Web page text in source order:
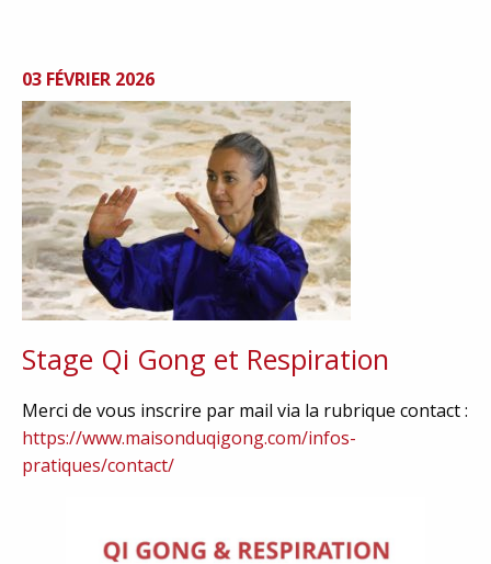
03 FÉVRIER 2026
Stage Qi Gong et Respiration
Merci de vous inscrire par mail via la rubrique contact :
https://www.maisonduqigong.com/infos-
pratiques/contact/